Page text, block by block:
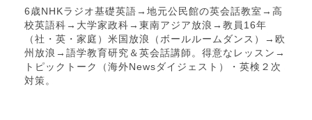
6歳NHKラジオ基礎英語→地元公民館の英会話教室→高
校英語科→大学家政科→東南アジア放浪→教員16年
（社・英・家庭）米国放浪（ボールルームダンス）→欧
州放浪→語学教育研究＆英会話講師。得意なレッスン→
トピックトーク（海外Newsダイジェスト）・英検２次
対策。